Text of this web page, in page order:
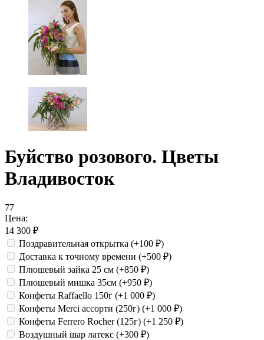
Буйство розового. Цветы
Владивосток
77
Цена:
14 300 ₽
Поздравительная открытка (+100 ₽)
Доставка к точному времени (+500 ₽)
Плюшевый зайка 25 см (+850 ₽)
Плюшевый мишка 35см (+950 ₽)
Конфеты Raffaello 150г (+1 000 ₽)
Конфеты Merci ассорти (250г) (+1 000 ₽)
Конфеты Ferrero Rocher (125г) (+1 250 ₽)
Воздушный шар латекс (+300 ₽)